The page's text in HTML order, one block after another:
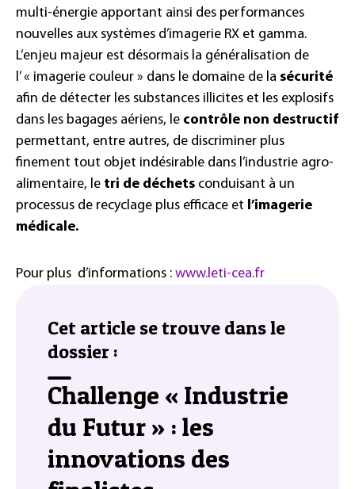
multi-énergie apportant ainsi des performances
nouvelles aux systèmes d’imagerie RX et gamma.
L’enjeu majeur est désormais la généralisation de
l’ « imagerie couleur » dans le domaine de la sécurité
afin de détecter les substances illicites et les explosifs
dans les bagages aériens, le contrôle non destructif
permettant, entre autres, de discriminer plus
finement tout objet indésirable dans l’industrie agro-
alimentaire, le tri de déchets conduisant à un
processus de recyclage plus efficace et l’imagerie
médicale.
Pour plus d’informations : www.leti-cea.fr
Cet article se trouve dans le
dossier :
Challenge « Industrie
du Futur » : les
innovations des